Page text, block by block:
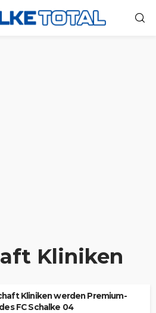
Kliniken
Kliniken werden Premium-
FC Schalke 04